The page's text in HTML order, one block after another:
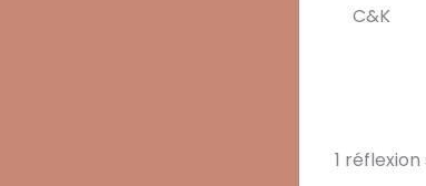
C&K
1